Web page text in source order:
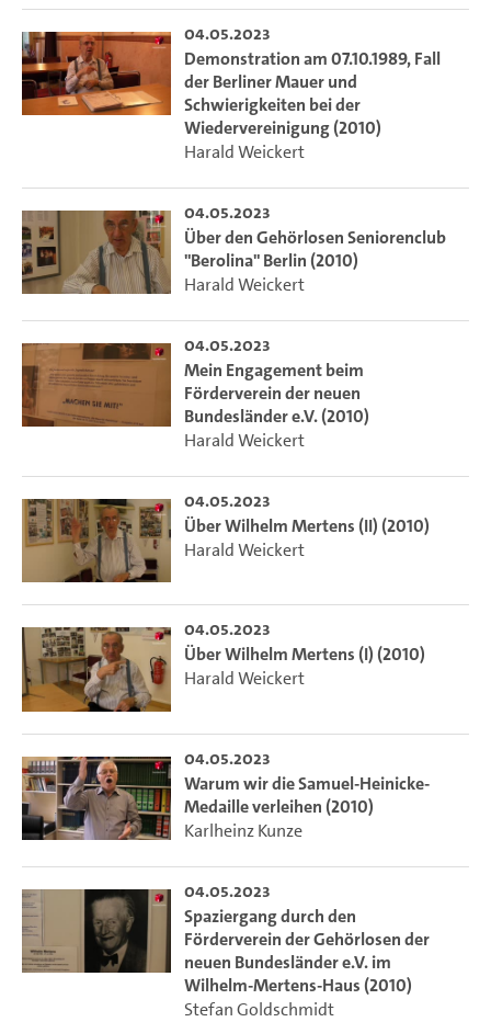
04.05.2023
Demonstration am 07.10.1989, Fall
der Berliner Mauer und
Schwierigkeiten bei der
Wiedervereinigung (2010)
Harald Weickert
04.05.2023
Über den Gehörlosen Seniorenclub
"Berolina" Berlin (2010)
Harald Weickert
04.05.2023
Mein Engagement beim
Förderverein der neuen
Bundesländer e.V. (2010)
Harald Weickert
04.05.2023
Über Wilhelm Mertens (II) (2010)
Harald Weickert
04.05.2023
Über Wilhelm Mertens (I) (2010)
Harald Weickert
04.05.2023
Warum wir die Samuel-Heinicke-
Medaille verleihen (2010)
Karlheinz Kunze
04.05.2023
Spaziergang durch den
Förderverein der Gehörlosen der
neuen Bundesländer e.V. im
Wilhelm-Mertens-Haus (2010)
Stefan Goldschmidt